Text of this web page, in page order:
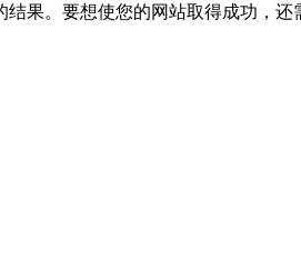
果。要想使您的网站取得成功，